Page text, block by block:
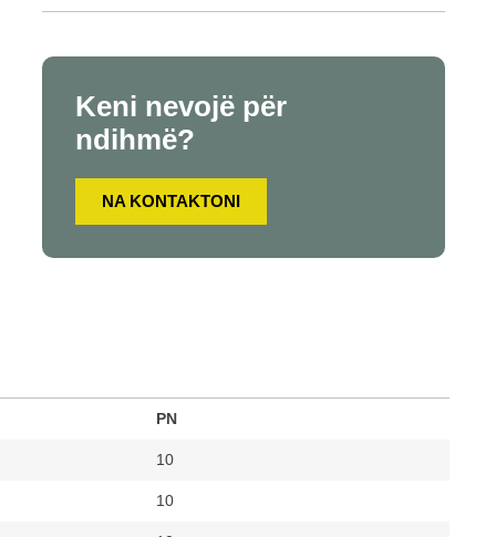
Keni nevojë për
ndihmë?
NA KONTAKTONI
PN
10
10